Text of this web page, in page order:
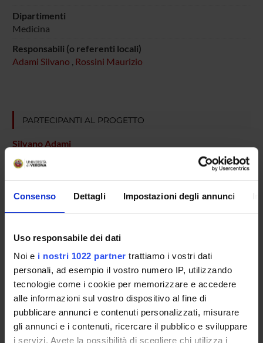
Consenso Dettagli Impostazioni degli annunci
Uso responsabile dei dati
Noi e i nostri 1022 partner trattiamo i vostri dati
personali, ad esempio il vostro numero IP, utilizzando
tecnologie come i cookie per memorizzare e accedere
alle informazioni sul vostro dispositivo al fine di
pubblicare annunci e contenuti personalizzati, misurare
gli annunci e i contenuti, ricercare il pubblico e sviluppare
i servizi. Avete la possibilità di scegliere chi utilizza i
Dipartimenti
Medicina
Responsabili (o referenti locali)
Adami Silvano , Rossini Maurizio
PARTECIPANTI AL PROGETTO
Silvano Adami
Maurizio Rossini
Professore ordinario
Rheumatology (DNBM)
SEZIONI